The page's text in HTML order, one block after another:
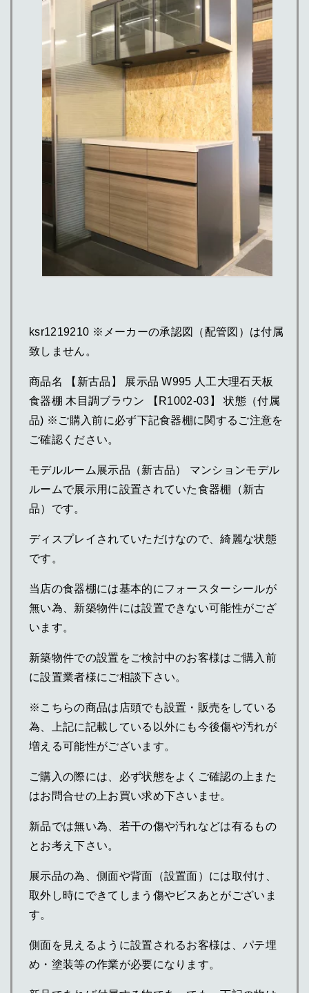
ksr1219210 ※メーカーの承認図（配管図）は付属
致しません。
商品名 【新古品】 展示品 W995 人工大理石天板
食器棚 木目調ブラウン 【R1002-03】 状態（付属
品) ※ご購入前に必ず下記食器棚に関するご注意を
ご確認ください。
モデルルーム展示品（新古品） マンションモデル
ルームで展示用に設置されていた食器棚（新古
品）です。
ディスプレイされていただけなので、綺麗な状態
です。
当店の食器棚には基本的にフォースターシールが
無い為、新築物件には設置できない可能性がござ
います。
新築物件での設置をご検討中のお客様はご購入前
に設置業者様にご相談下さい。
※こちらの商品は店頭でも設置・販売をしている
為、上記に記載している以外にも今後傷や汚れが
増える可能性がございます。
ご購入の際には、必ず状態をよくご確認の上また
はお問合せの上お買い求め下さいませ。
新品では無い為、若干の傷や汚れなどは有るもの
とお考え下さい。
展示品の為、側面や背面（設置面）には取付け、
取外し時にできてしまう傷やビスあとがございま
す。
側面を見えるように設置されるお客様は、パテ埋
め・塗装等の作業が必要になります。